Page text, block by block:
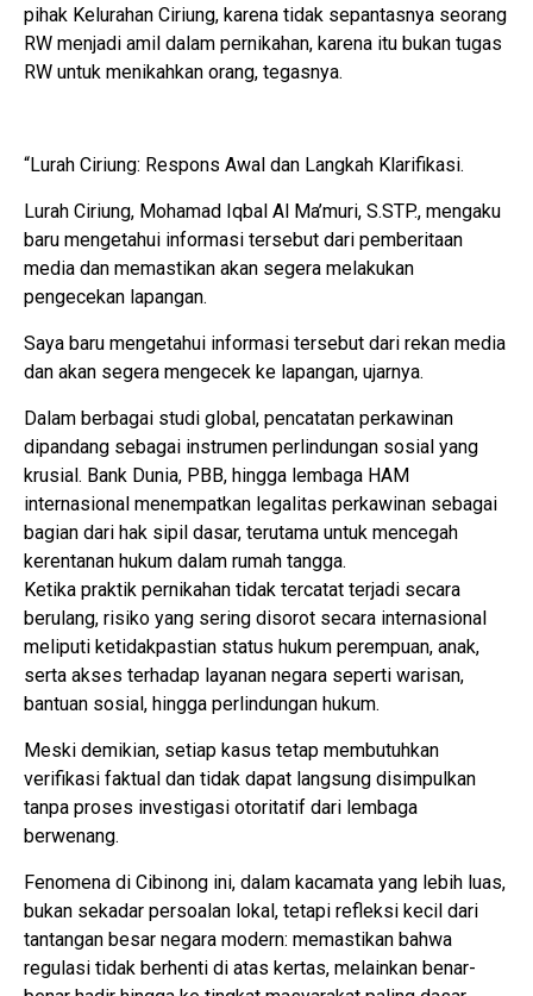
pihak Kelurahan Ciriung, karena tidak sepantasnya seorang
RW menjadi amil dalam pernikahan, karena itu bukan tugas
RW untuk menikahkan orang, tegasnya.
“Lurah Ciriung: Respons Awal dan Langkah Klarifikasi.
Lurah Ciriung, Mohamad Iqbal Al Ma’muri, S.STP., mengaku
baru mengetahui informasi tersebut dari pemberitaan
media dan memastikan akan segera melakukan
pengecekan lapangan.
Saya baru mengetahui informasi tersebut dari rekan media
dan akan segera mengecek ke lapangan, ujarnya.
Dalam berbagai studi global, pencatatan perkawinan
dipandang sebagai instrumen perlindungan sosial yang
krusial. Bank Dunia, PBB, hingga lembaga HAM
internasional menempatkan legalitas perkawinan sebagai
bagian dari hak sipil dasar, terutama untuk mencegah
kerentanan hukum dalam rumah tangga.
Ketika praktik pernikahan tidak tercatat terjadi secara
berulang, risiko yang sering disorot secara internasional
meliputi ketidakpastian status hukum perempuan, anak,
serta akses terhadap layanan negara seperti warisan,
bantuan sosial, hingga perlindungan hukum.
Meski demikian, setiap kasus tetap membutuhkan
verifikasi faktual dan tidak dapat langsung disimpulkan
tanpa proses investigasi otoritatif dari lembaga
berwenang.
Fenomena di Cibinong ini, dalam kacamata yang lebih luas,
bukan sekadar persoalan lokal, tetapi refleksi kecil dari
tantangan besar negara modern: memastikan bahwa
regulasi tidak berhenti di atas kertas, melainkan benar-